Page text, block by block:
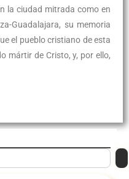
la ciudad mitrada como en
Guadalajara, su memoria
el pueblo cristiano de esta
mártir de Cristo, y, por ello,